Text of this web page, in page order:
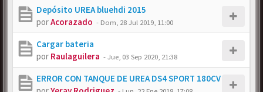
Depósito UREA bluehdi 2015
porAcorazado - Dom, 28 Jul 2019, 11:00
Cargar bateria
por Raulaguilera -Jue, 03 Sep 2020, 21:38
ERROR CON TANQUE DE UREA DS4 SPORT 180CV